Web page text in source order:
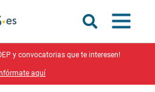
y convocatorias que te interesen!
aquí